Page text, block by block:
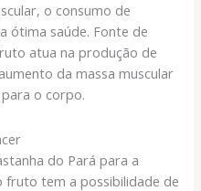
o consumo de
ótima saúde. Fonte de
atua na produção de
da massa muscular
o corpo.
do Pará para a
fruto tem a possibilidade de